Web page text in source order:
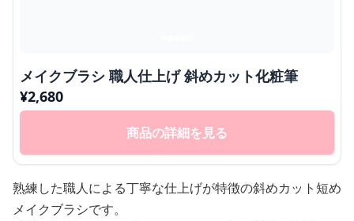
メイクブラシ 職人仕上げ 斜めカット化粧筆
¥2,680
商品の詳細を見る
熟練した職人による丁寧な仕上げが特徴の斜めカット短め
メイクブラシです。